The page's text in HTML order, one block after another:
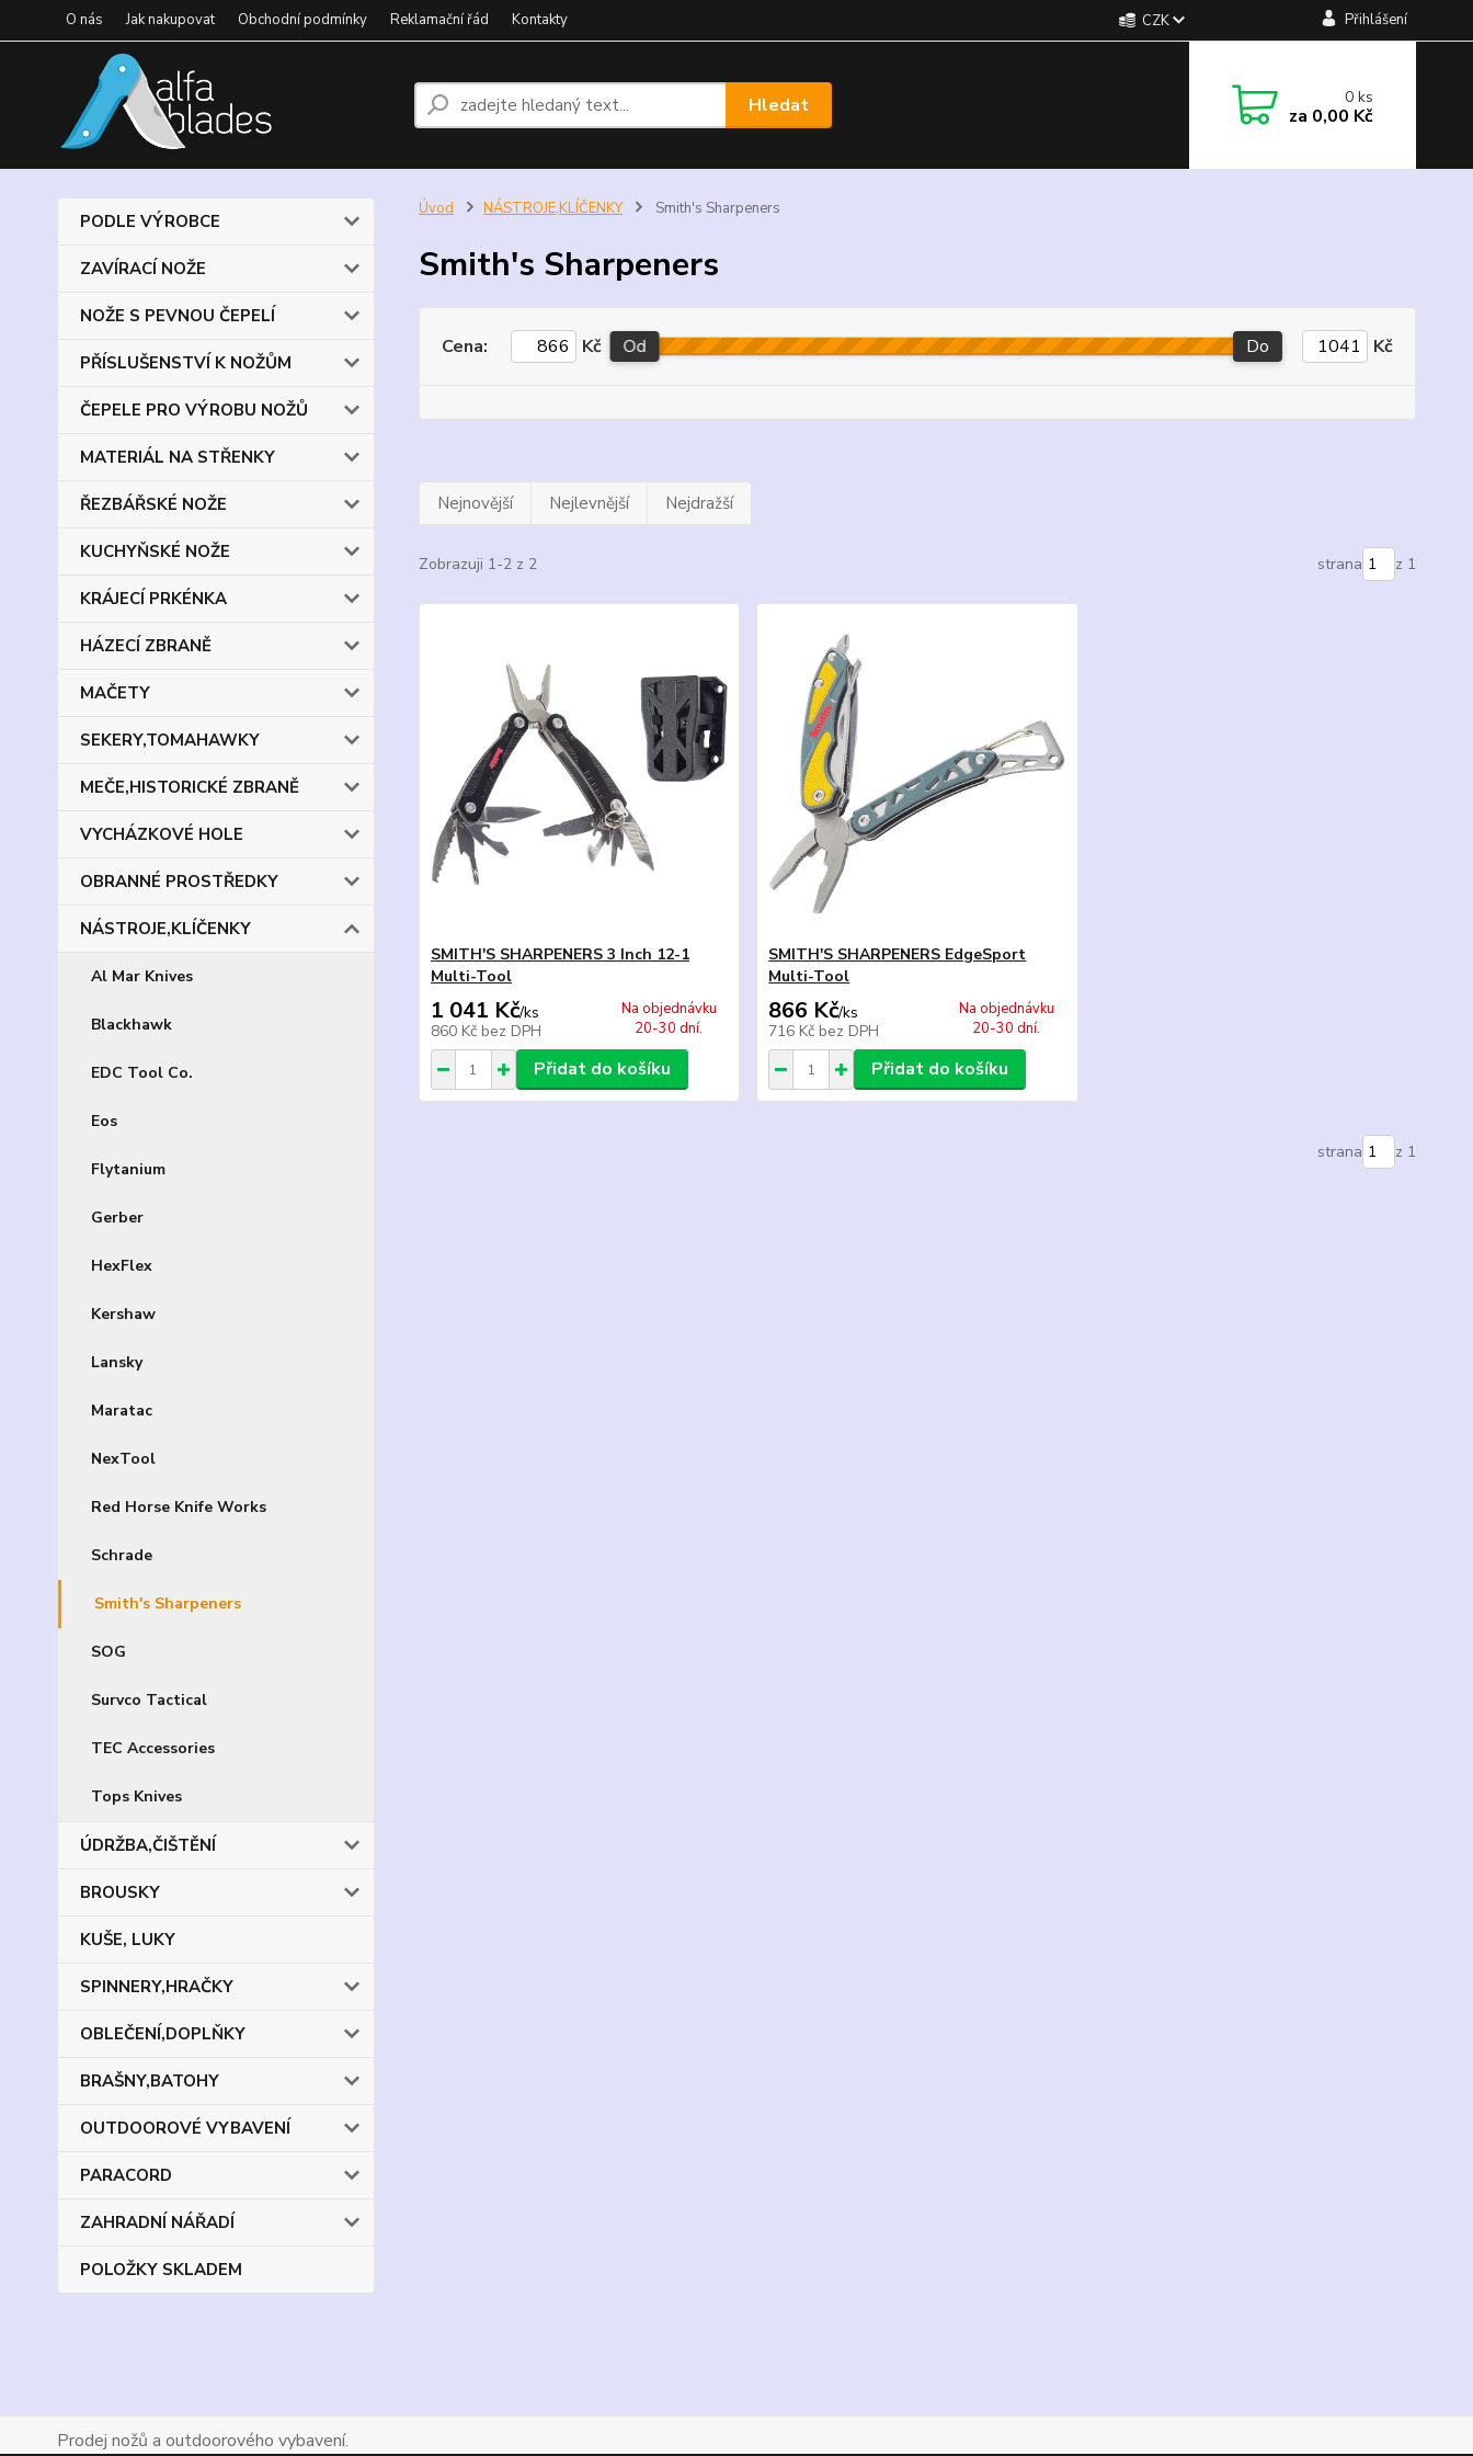
O nás Jak nakupovat Obchodní podmínky Reklamační řád Kontakty CZK Přihlášení
Hledat 0ks
za 0,00 Kč
PODLE VÝROBCE
ZAVÍRACÍ NOŽE
NOŽE S PEVNOU ČEPELÍ
PŘÍSLUŠENSTVÍ K NOŽŮM
ČEPELE PRO VÝROBU NOŽŮ
MATERIÁL NA STŘENKY
ŘEZBÁŘSKÉ NOŽE
KUCHYŇSKÉ NOŽE
KRÁJECÍ PRKÉNKA
HÁZECÍ ZBRANĚ
MAČETY
SEKERY,TOMAHAWKY
MEČE,HISTORICKÉ ZBRANĚ
VYCHÁZKOVÉ HOLE
OBRANNÉ PROSTŘEDKY
NÁSTROJE,KLÍČENKY
Al Mar Knives
Blackhawk
EDC Tool Co.
Eos
Flytanium
Gerber
HexFlex
Kershaw
Lansky
Maratac
NexTool
Red Horse Knife Works
Schrade
Smith's Sharpeners
SOG
Survco Tactical
TEC Accessories
Tops Knives
ÚDRŽBA,ČIŠTĚNÍ
BROUSKY
KUŠE, LUKY
SPINNERY,HRAČKY
OBLEČENÍ,DOPLŇKY
BRAŠNY,BATOHY
OUTDOOROVÉ VYBAVENÍ
PARACORD
ZAHRADNÍ NÁŘADÍ
POLOŽKY SKLADEM
Úvod NÁSTROJE,KLÍČENKY Smith's Sharpeners
Smith's Sharpeners
Cena: Kč Od Do Kč
Nejnovější Nejlevnější Nejdražší
Zobrazuji 1-2 z 2 strana z 1
SMITH'S SHARPENERS 3 Inch 12-1
Multi-Tool
1 041 Kč/ks
860 Kč bez DPH
Na objednávku
20-30 dní.
Přidat do košíku
SMITH'S SHARPENERS EdgeSport
Multi-Tool
866 Kč/ks
716 Kč bez DPH
Na objednávku
20-30 dní.
Přidat do košíku
strana z 1
Prodej nožů a outdoorového vybavení.